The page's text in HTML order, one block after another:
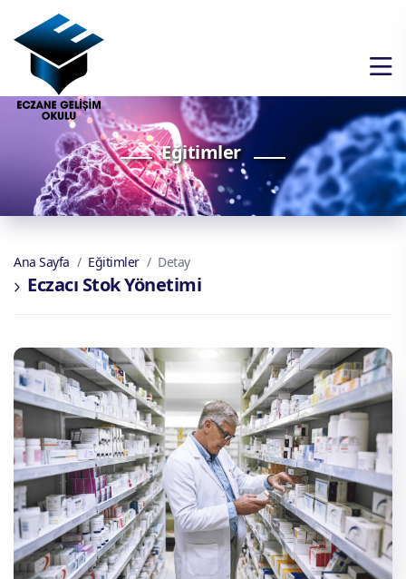
Eğitimler
Eczacı Stok Yönetimi
Ana Sayfa Eğitimler Detay